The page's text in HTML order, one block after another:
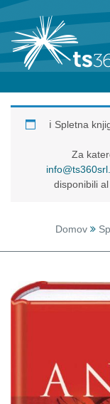
ℹ️ Spletna
Za
disponibili
Domov